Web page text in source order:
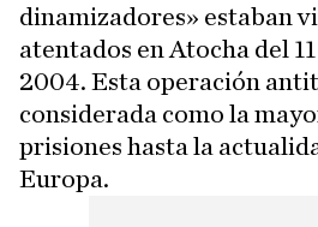
dinamizadores» estaban
atentados en Atocha del
2004. Esta operación
considerada como la
prisiones hasta la
Europa.